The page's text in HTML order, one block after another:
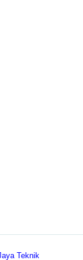
Teknik